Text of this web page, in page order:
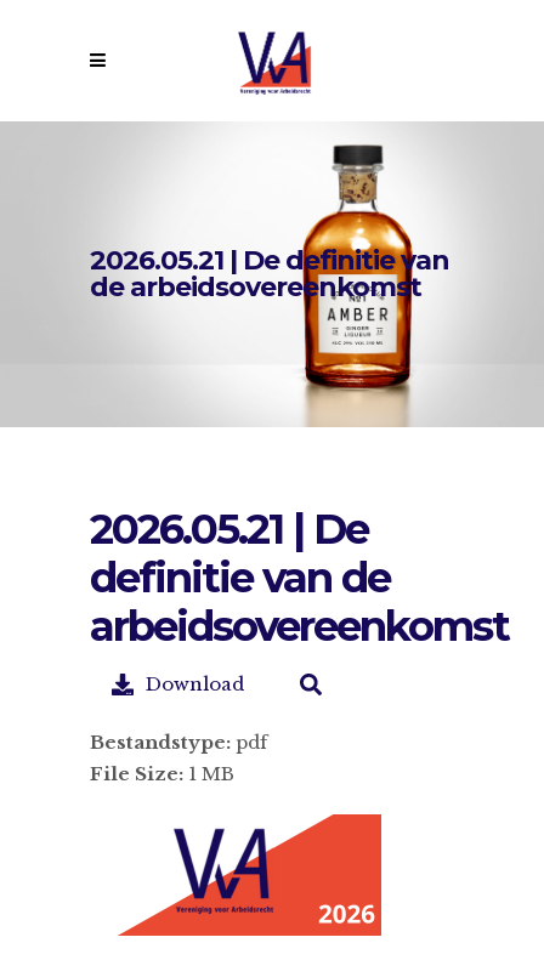
2026.05.21 | De definitie van
de arbeidsovereenkomst
2026.05.21 | De
definitie van de
arbeidsovereenkomst
Download
Bestandstype: pdf
File Size: 1 MB